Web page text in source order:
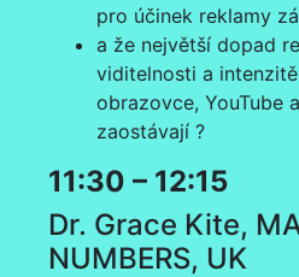
pro účinek reklamy
a že největší dopad
viditelnosti a
obrazovce, YouTube
zaostávají ?
11:30 – 12:15
Dr. Grace Kite,
NUMBERS, UK